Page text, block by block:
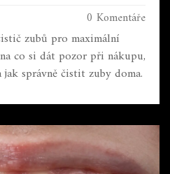
0 Komentáře
zubů pro maximální
co si dát pozor při nákupu,
správně čistit zuby doma.